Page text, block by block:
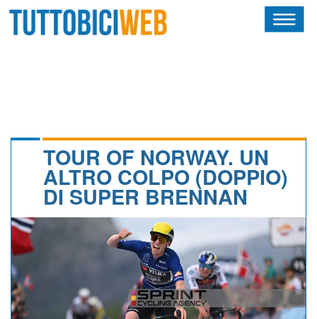
CALENDARIO
ALBI D'ORO
NEWSLETTER
TOUR OF NORWAY. UN
ALTRO COLPO (DOPPIO)
DI SUPER BRENNAN